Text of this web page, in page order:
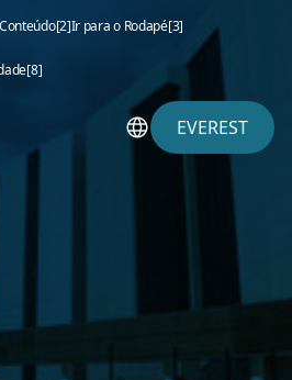
[2]Ir para o Rodapé[3]
[8]
EVEREST